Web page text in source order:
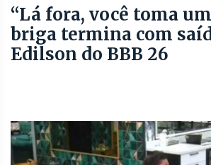
“Lá fora, você toma
briga termina com
Edilson do BBB 26